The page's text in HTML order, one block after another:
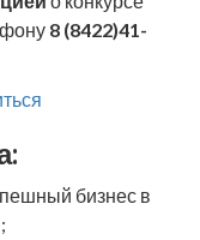
8 (8422)41-
бизнес в